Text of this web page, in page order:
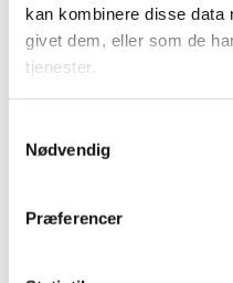
kan kombinere disse data
givet dem, eller som de
tjenester.
Nødvendig
Præferencer